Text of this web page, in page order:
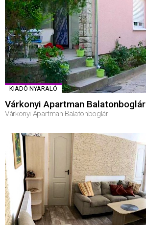
KIADÓ NYARALÓ
Várkonyi Apartman Balatonboglár
Várkonyi Apartman Balatonboglár